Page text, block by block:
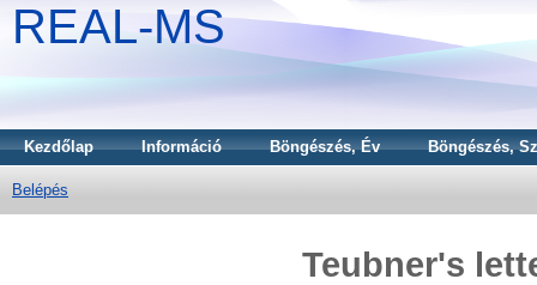
REAL-MS
Kezdőlap Információ Böngészés, Év Böngészés,
Belépés
Teubner's